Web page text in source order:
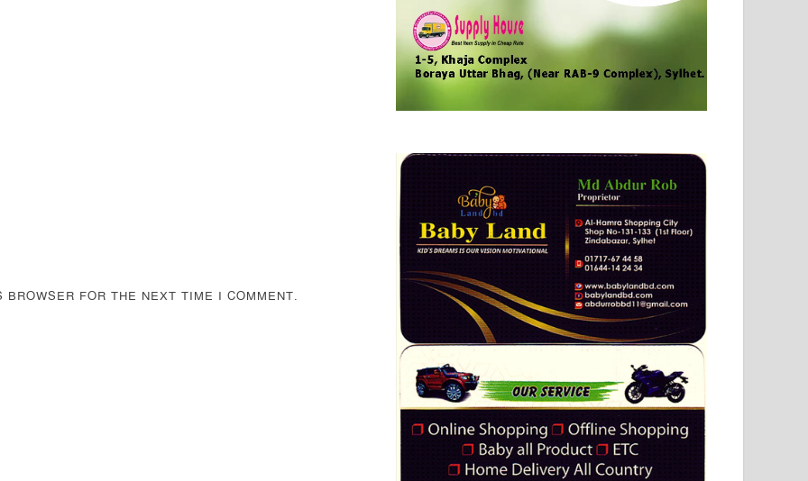
FOR THE NEXT TIME I COMMENT.